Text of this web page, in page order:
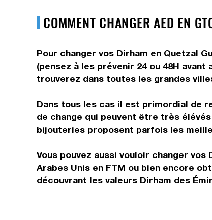
COMMENT CHANGER AED EN
Pour changer vos Dirham en Quetzal
(pensez à les prévenir 24 ou 48H
trouverez dans toutes les grandes
Dans tous les cas il est primordial de
de change qui peuvent être très
bijouteries proposent parfois les
Vous pouvez aussi vouloir changer
Arabes Unis en FTM ou bien encore
découvrant les valeurs Dirham des